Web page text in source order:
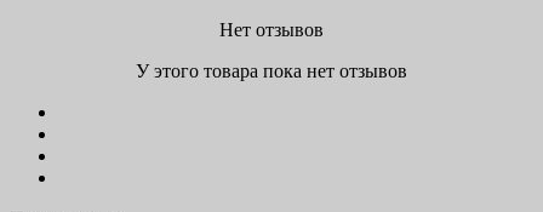
Нет отзывов
У этого товара пока нет отзывов